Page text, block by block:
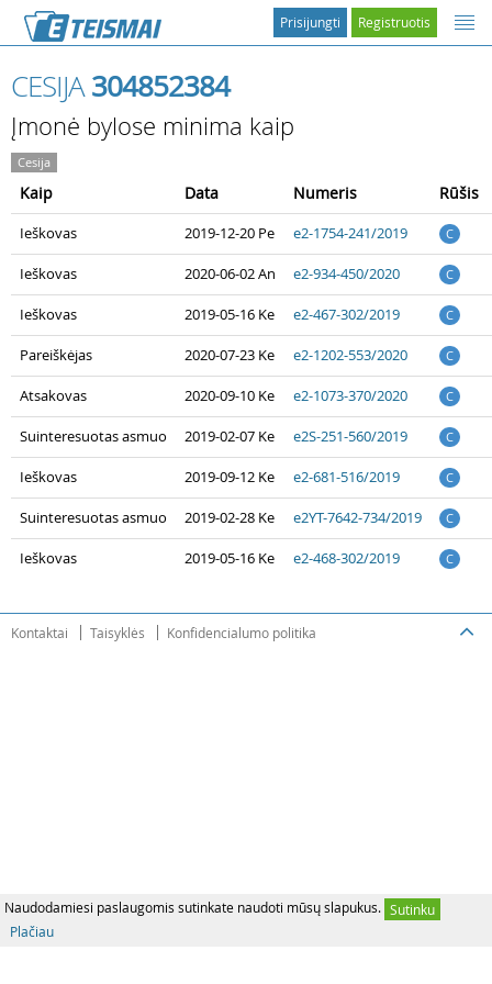
Naudodamiesi paslaugomis sutinkate naudoti mūsų slapukus. Sutinku
Plačiau
Registruotis
Prisijungti
CESIJA304852384
Įmonė bylose minima kaip
Cesija
Kaip Data Numeris Rūšis
Ieškovas 2019-12-20 Pe e2-1754-241/2019 C
Ieškovas 2020-06-02 An e2-934-450/2020 C
Ieškovas 2019-05-16 Ke e2-467-302/2019 C
Pareiškėjas 2020-07-23 Ke e2-1202-553/2020 C
Atsakovas 2020-09-10 Ke e2-1073-370/2020 C
Suinteresuotas asmuo 2019-02-07 Ke e2S-251-560/2019 C
Ieškovas 2019-09-12 Ke e2-681-516/2019 C
Suinteresuotas asmuo 2019-02-28 Ke e2YT-7642-734/2019 C
Ieškovas 2019-05-16 Ke e2-468-302/2019 C
Kontaktai Taisyklės Konfidencialumo politika